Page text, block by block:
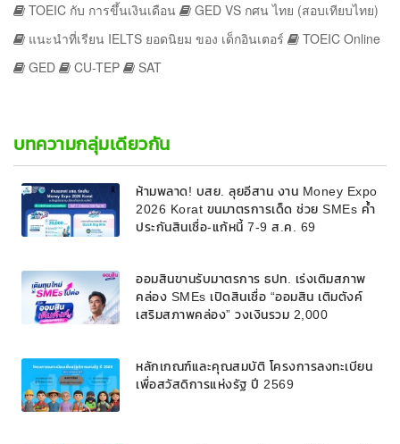
TOEIC กับ การขึ้นเงินเดือน
GED VS กศน ไทย (สอบเทียบไทย)
แนะนำที่เรียน IELTS ยอดนิยม ของ เด็กอินเตอร์
TOEIC Online
GED
CU-TEP SAT
บทความกลุ่มเดียวกัน
ห้ามพลาด! บสย. ลุยอีสาน งาน Money Expo
2026 Korat ขนมาตรการเด็ด ช่วย SMEs ค้ำ
ประกันสินเชื่อ-แก้หนี้ 7-9 ส.ค. 69
ออมสินขานรับมาตรการ ธปท. เร่งเติมสภาพ
คล่อง SMEs เปิดสินเชื่อ “ออมสิน เติมตังค์
เสริมสภาพคล่อง” วงเงินรวม 2,000
หลักเกณฑ์และคุณสมบัติ โครงการลงทะเบียน
เพื่อสวัสดิการแห่งรัฐ ปี 2569